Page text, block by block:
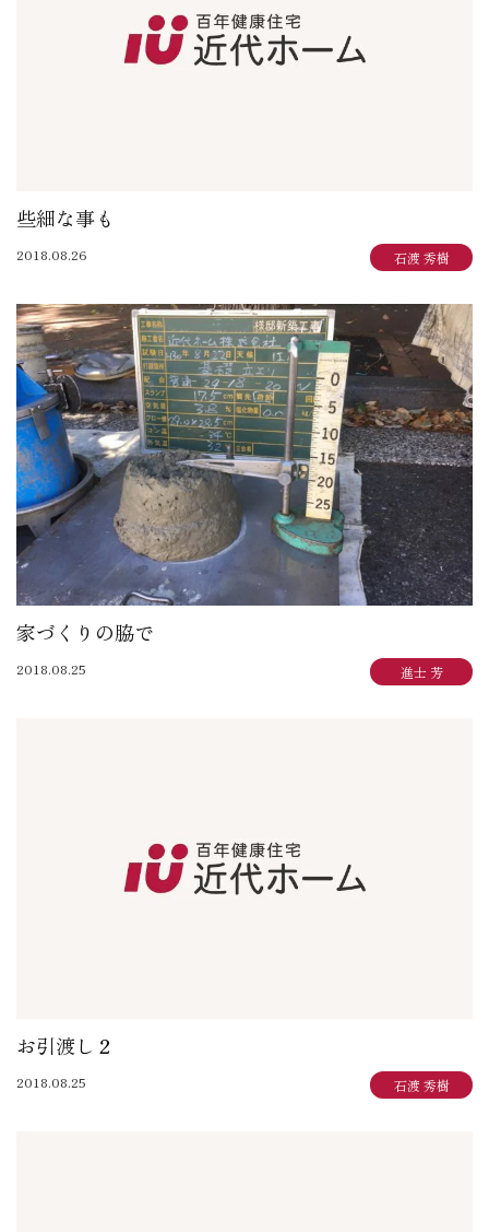
些細な事も
2018.08.26 石渡 秀樹
家づくりの脇で
2018.08.25 進士 芳
お引渡し２
2018.08.25 石渡 秀樹